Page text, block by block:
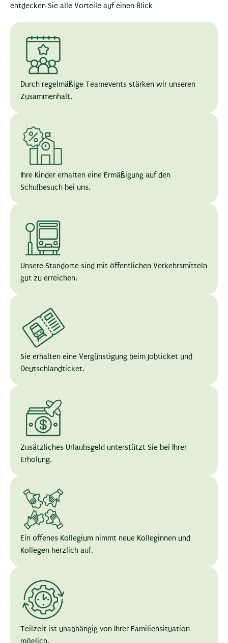
entdecken Sie alle Vorteile auf einen Blick
Durch regelmäßige Teamevents stärken wir unseren
Zusammenhalt.
Ihre Kinder erhalten eine Ermäßigung auf den
Schulbesuch bei uns.
Unsere Standorte sind mit öffentlichen Verkehrsmitteln
gut zu erreichen.
Sie erhalten eine Vergünstigung beim Jobticket und
Deutschlandticket.
Zusätzliches Urlaubsgeld unterstützt Sie bei Ihrer
Erholung.
Ein offenes Kollegium nimmt neue Kolleginnen und
Kollegen herzlich auf.
Teilzeit ist unabhängig von Ihrer Familiensituation
möglich.